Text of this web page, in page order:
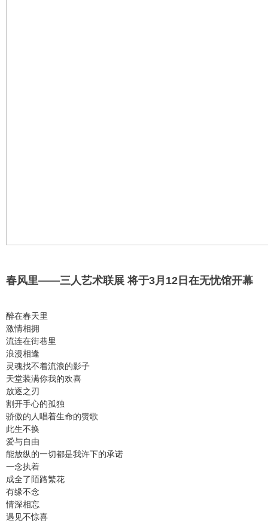
春风里——三人艺术联展 将于3月12日在无忧馆开幕
醉在春天里
激情相拥
流连在街巷里
浪漫相逢
灵魂找不着流浪的影子
天堂装满你我的欢喜
放逐之刃
割开手心的孤独
骄傲的人唱着生命的赞歌
此生不换
爱与自由
能放纵的一切都是我许下的承诺
一念执着
成全了陌路繁花
有缘不念
情深相忘
遇见不惊喜